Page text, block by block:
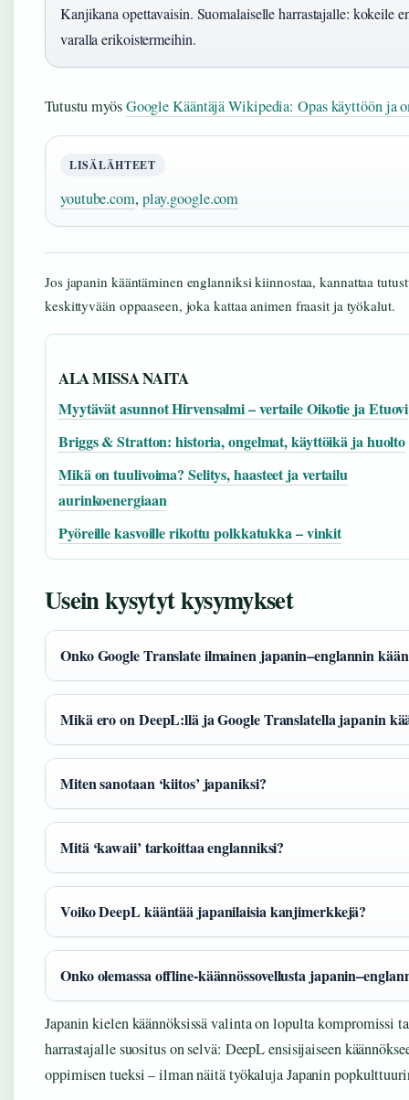
Kanjikana opettavaisin. Suomalaiselle harrastajalle: kokeile
varalla erikoistermeihin.
Tutustu myösGoogle Kääntäjä Wikipedia: Opas käyttöön ja
LISÄLÄHTEET
youtube.com, play.google.com
Jos japanin kääntäminen englanniksi kiinnostaa, kannattaa
keskittyvään oppaaseen, joka kattaa animen fraasit ja työkalut.
ALA MISSA NAITA
Myytävät asunnot Hirvensalmi – vertaile Oikotie ja Etuovi
Briggs & Stratton: historia, ongelmat, käyttöikä ja huolto
Mikä on tuulivoima? Selitys, haasteet ja vertailu
aurinkoenergiaan
Pyöreille kasvoille rikottu polkkatukka – vinkit
Usein kysytyt kysymykset
Onko Google Translate ilmainen japanin–englannin
Mikä ero on DeepL:llä ja Google Translatella japanin
Miten sanotaan ‘kiitos’ japaniksi?
Mitä ‘kawaii’ tarkoittaa englanniksi?
Voiko DeepL kääntää japanilaisia kanjimerkkejä?
Onko olemassa offline-käännössovellusta
Japanin kielen käännöksissä valinta on lopulta kompromissi
harrastajalle suositus on selvä: DeepL ensisijaiseen
oppimisen tueksi – ilman näitä työkaluja Japanin